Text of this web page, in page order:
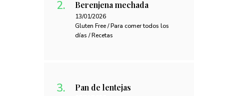
Berenjena mechada
13/01/2026
Gluten Free / Para comer todos los
días / Recetas
Pan de lentejas